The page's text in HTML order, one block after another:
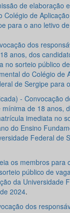
de elaboração
Colégio de
para o ano letivo
dos
anos, dos
no sorteio público
do Colégio de
de Sergipe para
- Convocação
mínima de 18 anos,
imediata no
do Ensino
Federal de
os membros para
público de
da Universidade
2024.
dos